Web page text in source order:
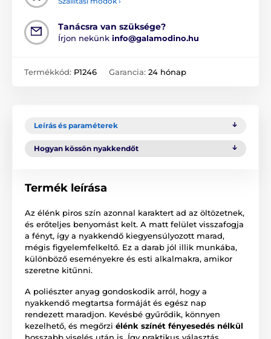
Tanácsra van szüksége?
Írjon nekünk info@galamodino.hu
Termékkód: P1246 Garancia: 24 hónap
Leírás és paraméterek
Hogyan kössön nyakkendőt
Termék leírása
Az élénk piros szín azonnal karaktert ad az öltözetnek,
és erőteljes benyomást kelt. A matt felület visszafogja
a fényt, így a nyakkendő kiegyensúlyozott marad,
mégis figyelemfelkeltő. Ez a darab jól illik munkába,
különböző eseményekre és esti alkalmakra, amikor
szeretne kitűnni.
A poliészter anyag gondoskodik arról, hogy a
nyakkendő megtartsa formáját és egész nap
rendezett maradjon. Kevésbé gyűrődik, könnyen
kezelhető, és megőrzi élénk színét fényesedés nélkül